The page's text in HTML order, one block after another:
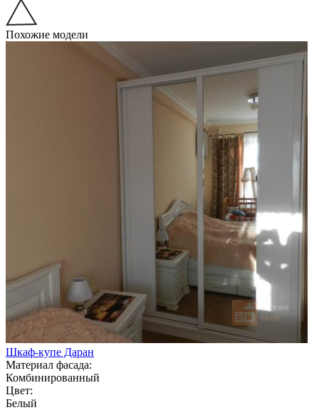
Похожие модели
Шкаф-купе Даран
Материал фасада:
Комбинированный
Цвет:
Белый